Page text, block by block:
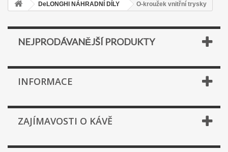
DeLONGHI NÁHRADNÍ DÍLY O-kroužek vnitřní trysky
NEJPRODÁVANĚJŠÍ PRODUKTY
INFORMACE
ZAJÍMAVOSTI O KÁVĚ